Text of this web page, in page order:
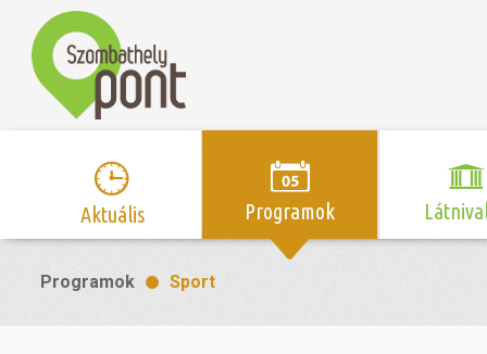
Aktuális Programok
Program naptár Hírek
Programok Sport